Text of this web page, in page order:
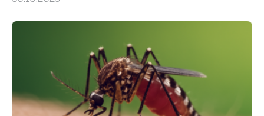
Landpflanzen zählen zu den komplexesten
Grünalgen, die vor Hunderten von Millionen Jahren
lebten. Unter den Vorfahren sticht eine Gruppe heraus,
die noch heute in der Natur vorkommt: die
Süßwasseralge Coleochaetophyceae. Einige Arten
dieser Gruppe bilden aus Zellfäden dichte Geflechte